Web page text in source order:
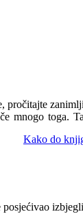
pročitajte
mnogo toga.
Kako do